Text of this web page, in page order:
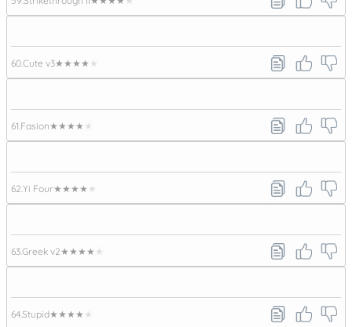
60.Cute v3★★★★★
61. Fasion★★★★★
62. Yi Four★★★★★
63.Greek v2★★★★★
64.Stupid★★★★★